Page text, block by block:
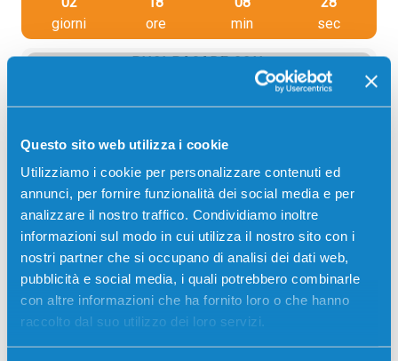
Questo sito web utilizza i cookie
Utilizziamo i cookie per personalizzare contenuti ed
annunci, per fornire funzionalità dei social media e per
analizzare il nostro traffico. Condividiamo inoltre
informazioni sul modo in cui utilizza il nostro sito con i
nostri partner che si occupano di analisi dei dati web,
pubblicità e social media, i quali potrebbero combinarle
con altre informazioni che ha fornito loro o che hanno
raccolto dal suo utilizzo dei loro servizi.
giorni
ore
min
sec
PUOI PAGARE CON:
Contrassegno
Bonifico bancario
Descrizione
Toner compatibile Ricoh 408060 TYPESP400HE